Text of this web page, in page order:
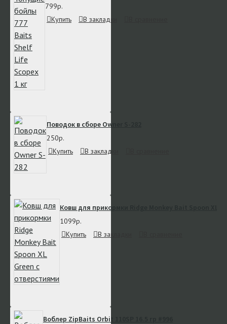
799р.
Купить
В закладки
Поводок в сборе Owner S-282
250р.
Купить
В закладки
Ковш для прикормки Ridge Monkey Bait Spoon XL
1099р.
Купить
В закладки
Воблер ZipBaits Orbit 110SP 16.5 гр #996